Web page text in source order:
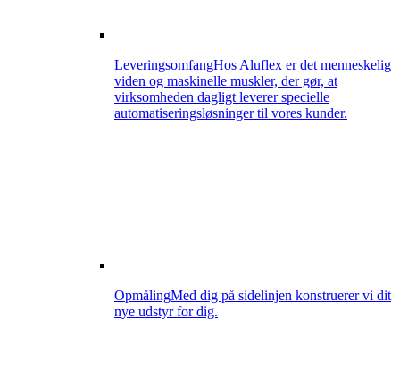
LeveringsomfangHos Aluflex er det menneskelig
viden og maskinelle muskler, der gør, at
virksomheden dagligt leverer specielle
automatiseringsløsninger til vores kunder.
OpmålingMed dig på sidelinjen konstruerer vi dit
nye udstyr for dig.